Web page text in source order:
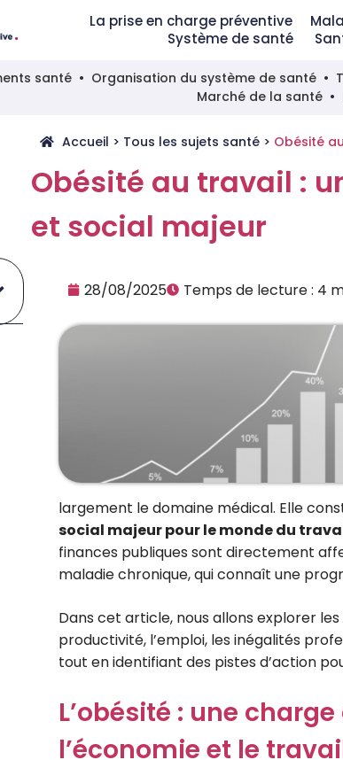
La prise en charge préventive
Système de santé
santé Organisation du système de santé
Marché de la santé
Accueil > Tous les sujets santé > Obésité
Obésité au travail :
et social majeur
28/08/2025 Temps de lecture : 4
largement le domaine médical. Elle
social majeur pour le monde du
finances publiques sont directement
maladie chronique, qui connaît une
Dans cet article, nous allons explorer les
productivité, l’emploi, les inégalités
tout en identifiant des pistes d’action
L’obésité : une
l’économie et le